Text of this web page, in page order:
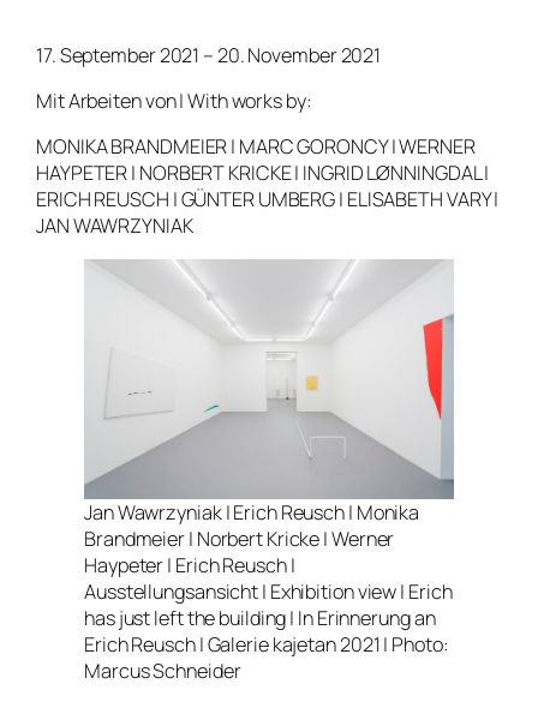
17. September 2021 – 20. November 2021
Mit Arbeiten von | With works by:
MONIKA BRANDMEIER | MARC GORONCY | WERNER
HAYPETER | NORBERT KRICKE | INGRID LØNNINGDAL |
ERICH REUSCH | GÜNTER UMBERG | ELISABETH VARY |
JAN WAWRZYNIAK
Jan Wawrzyniak | Erich Reusch | Monika
Brandmeier | Norbert Kricke | Werner
Haypeter | Erich Reusch |
Ausstellungsansicht | Exhibition view | Erich
has just left the building | In Erinnerung an
Erich Reusch | Galerie kajetan 2021 | Photo:
Marcus Schneider